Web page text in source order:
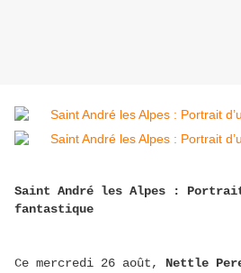
Saint André les Alpes : Portrait
fantastique
Ce mercredi 26 août, Nettle